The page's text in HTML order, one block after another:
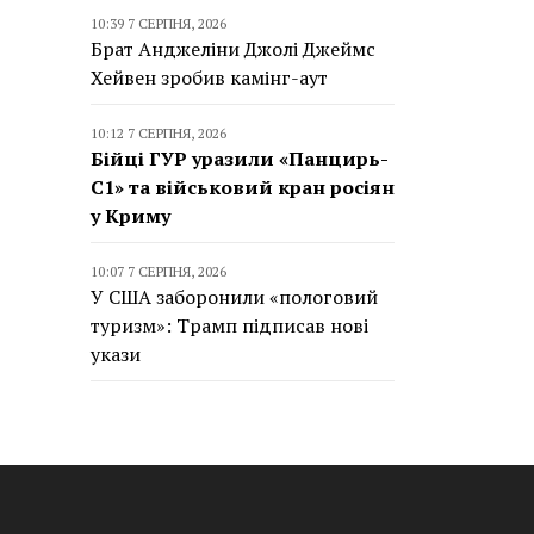
10:39 7 СЕРПНЯ, 2026
Брат Анджеліни Джолі Джеймс
Хейвен зробив камінг-аут
10:12 7 СЕРПНЯ, 2026
Бійці ГУР уразили «Панцирь-
С1» та військовий кран росіян
у Криму
10:07 7 СЕРПНЯ, 2026
У США заборонили «пологовий
туризм»: Трамп підписав нові
укази